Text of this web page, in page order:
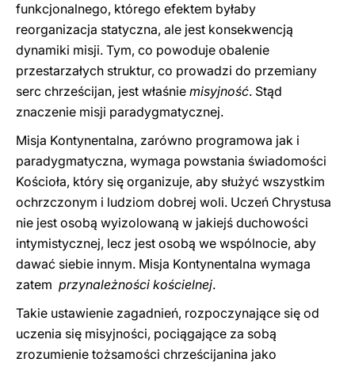
funkcjonalnego, którego efektem byłaby
reorganizacja statyczna, ale jest konsekwencją
dynamiki misji. Tym, co powoduje obalenie
przestarzałych struktur, co prowadzi do przemiany
serc chrześcijan, jest właśnie misyjność. Stąd
znaczenie misji paradygmatycznej.
Misja Kontynentalna, zarówno programowa jak i
paradygmatyczna, wymaga powstania świadomości
Kościoła, który się organizuje, aby służyć wszystkim
ochrzczonym i ludziom dobrej woli. Uczeń Chrystusa
nie jest osobą wyizolowaną w jakiejś duchowości
intymistycznej, lecz jest osobą we wspólnocie, aby
dawać siebie innym. Misja Kontynentalna wymaga
zatem przynależności kościelnej.
Takie ustawienie zagadnień, rozpoczynające się od
uczenia się misyjności, pociągające za sobą
zrozumienie tożsamości chrześcijanina jako